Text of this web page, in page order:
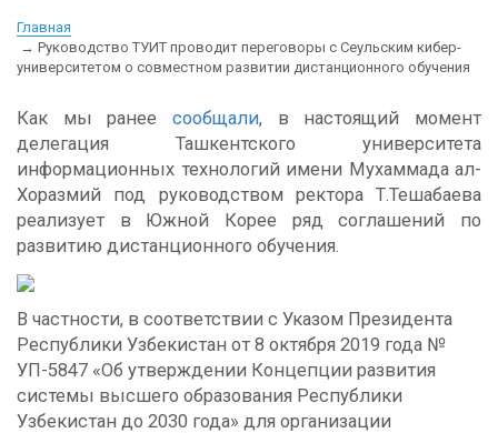
Главная
Руководство ТУИТ проводит переговоры с Сеульским кибер-
университетом о совместном развитии дистанционного обучения
Как мы ранее сообщали, в настоящий момент
делегация Ташкентского университета
информационных технологий имени Мухаммада ал-
Хоразмий под руководством ректора Т.Тешабаева
реализует в Южной Корее ряд соглашений по
развитию дистанционного обучения.
В частности, в соответствии с Указом Президента
Республики Узбекистан от 8 октября 2019 года №
УП-5847 «Об утверждении Концепции развития
системы высшего образования Республики
Узбекистан до 2030 года» для организации